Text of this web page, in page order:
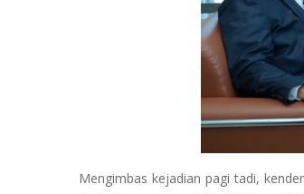
Mengimbas kejadian pagi tadi,